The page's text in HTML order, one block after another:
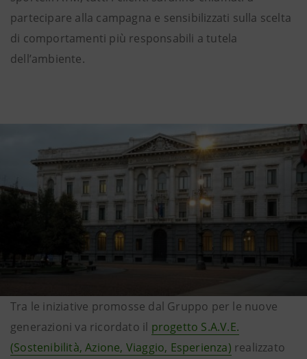
partecipare alla campagna e sensibilizzati sulla scelta
di comportamenti più responsabili a tutela
dell’ambiente.
Tra le iniziative promosse dal Gruppo per le nuove
generazioni va ricordato il progetto S.A.V.E.
(Sostenibilità, Azione, Viaggio, Esperienza) realizzato